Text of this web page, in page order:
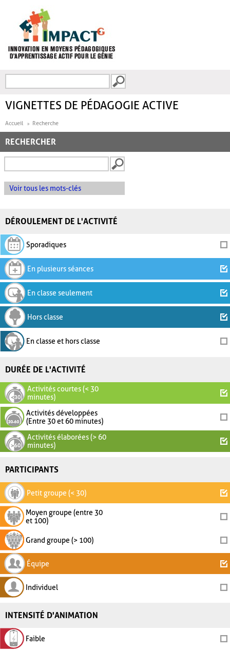
FORMULAIRE DE
VIGNETTES DE PÉDAGOGIE ACTIVE
Accueil Recherche
RECHERCHER
Voir tous les mots-clés
DÉROULEMENT DE L'ACTIVITÉ
Sporadiques
En plusieurs séances
En classe seulement
Hors classe
En classe et hors classe
DURÉE DE L'ACTIVITÉ
Activités courtes (< 30
minutes)
Activités développées
(Entre 30 et 60 minutes)
Activités élaborées (> 60
minutes)
PARTICIPANTS
Petit groupe (< 30)
Moyen groupe (entre 30
et 100)
Grand groupe (> 100)
Équipe
Individuel
INTENSITÉ D'ANIMATION
Faible